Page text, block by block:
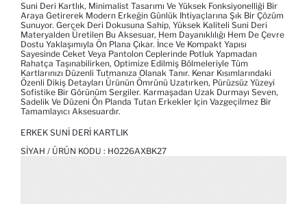
Suni Deri Kartlık, Minimalist Tasarımı Ve Yüksek Fonksiyonelliği Bir
Araya Getirerek Modern Erkeğin Günlük Ihtiyaçlarına Şık Bir Çözüm
Sunuyor. Gerçek Deri Dokusuna Sahip, Yüksek Kaliteli Suni Deri
Materyalden Üretilen Bu Aksesuar, Hem Dayanıklılığı Hem De Çevre
Dostu Yaklaşımıyla Ön Plana Çıkar. İnce Ve Kompakt Yapısı
Sayesinde Ceket Veya Pantolon Ceplerinde Potluk Yapmadan
Rahatça Taşınabilirken, Optimize Edilmiş Bölmeleriyle Tüm
Kartlarınızı Düzenli Tutmanıza Olanak Tanır. Kenar Kısımlarındaki
Özenli Dikiş Detayları Ürünün Ömrünü Uzatırken, Pürüzsüz Yüzeyi
Sofistike Bir Görünüm Sergiler. Karmaşadan Uzak Durmayı Seven,
Sadelik Ve Düzeni Ön Planda Tutan Erkekler Için Vazgeçilmez Bir
Tamamlayıcı Aksesuardır.
ERKEK SUNI DERI KARTLIK
SIYAH / ÜRÜN KODU : H0226AXBK27